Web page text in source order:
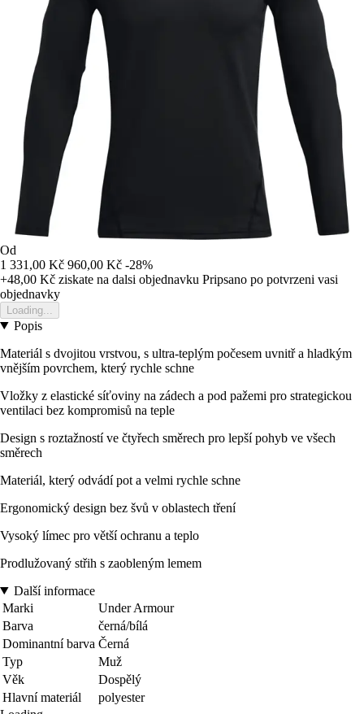
Od
1 331,00 Kč 960,00 Kč -28%
+48,00 Kč ziskate na dalsi objednavku Pripsano po potvrzeni vasi
objednavky
Loading...
Popis
Materiál s dvojitou vrstvou, s ultra-teplým počesem uvnitř a hladkým
vnějším povrchem, který rychle schne
Vložky z elastické síťoviny na zádech a pod pažemi pro strategickou
ventilaci bez kompromisů na teple
Design s roztažností ve čtyřech směrech pro lepší pohyb ve všech
směrech
Materiál, který odvádí pot a velmi rychle schne
Ergonomický design bez švů v oblastech tření
Vysoký límec pro větší ochranu a teplo
Prodlužovaný střih s zaobleným lemem
Další informace
Marki
Under Armour
Barva
černá/bílá
Dominantní barva Černá
Typ
Muž
Věk
Dospělý
Hlavní materiál
polyester